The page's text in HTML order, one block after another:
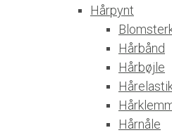
Hårpynt
Hårbånd
Hårbøjle
Hårnåle